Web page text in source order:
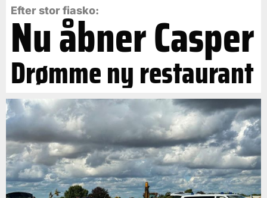
Efter stor fiasko:
Nu åbner Casper
Drømme ny restaurant